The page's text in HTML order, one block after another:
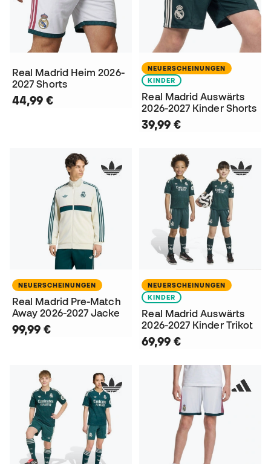
Real Madrid Heim 2026-
2027 Shorts
44,99 €
NEUERSCHEINUNGEN
KINDER
Real Madrid Auswärts
2026-2027 Kinder Shorts
39,99 €
NEUERSCHEINUNGEN
Real Madrid Pre-Match
Away 2026-2027 Jacke
99,99 €
NEUERSCHEINUNGEN
KINDER
Real Madrid Auswärts
2026-2027 Kinder Trikot
69,99 €